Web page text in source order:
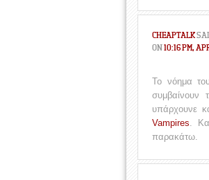
CHEAPTALK
ON10:16 PM,
Το νόημα
συμβαίνουν
υπάρχουνε
Vampires.
παρακάτω.